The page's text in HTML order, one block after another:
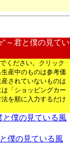
～君と僕の見てい
ください。クリック
産中のものは参考価
されていないものは
「ショッピングカー
を順に入力するだけ
と僕の見ている風
僕の見ている風